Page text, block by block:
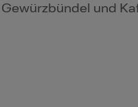
und